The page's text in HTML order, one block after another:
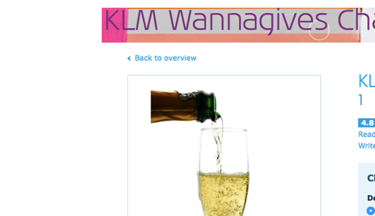
Hit enter to search or ESC to close